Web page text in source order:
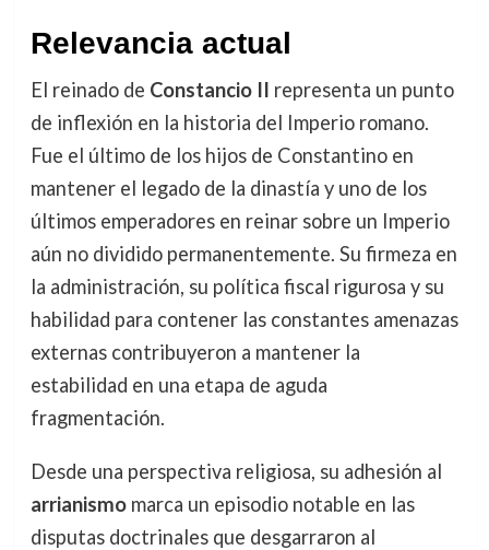
Relevancia actual
El reinado de Constancio II representa un punto
de inflexión en la historia del Imperio romano.
Fue el último de los hijos de Constantino en
mantener el legado de la dinastía y uno de los
últimos emperadores en reinar sobre un Imperio
aún no dividido permanentemente. Su firmeza en
la administración, su política fiscal rigurosa y su
habilidad para contener las constantes amenazas
externas contribuyeron a mantener la
estabilidad en una etapa de aguda
fragmentación.
Desde una perspectiva religiosa, su adhesión al
arrianismomarca un episodio notable en las
disputas doctrinales que desgarraron al